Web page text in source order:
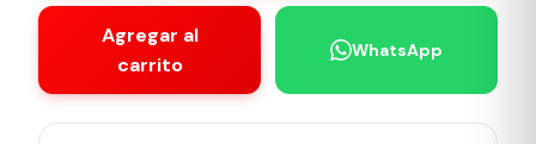
Agregar al
carrito
WhatsApp